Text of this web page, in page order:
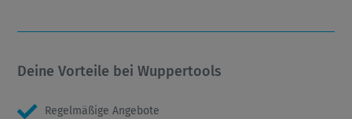
Deine Vorteile bei Wuppertools
Regelmäßige Angebote